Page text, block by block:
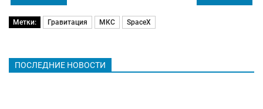
Метки: Гравитация МКС SpaceX
ПОСЛЕДНИЕ НОВОСТИ